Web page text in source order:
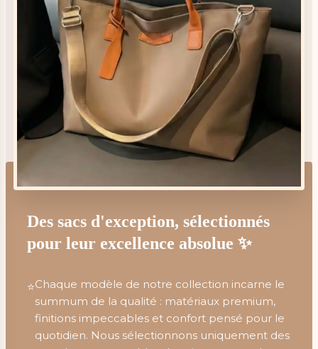
Des sacs d'exception, sélectionnés
pour leur excellence absolue ✨
⭐Chaque modèle de notre collection incarne le
summum de la qualité : matériaux premium,
finitions impeccables et confort pensé pour le
quotidien. Nous sélectionnons uniquement des